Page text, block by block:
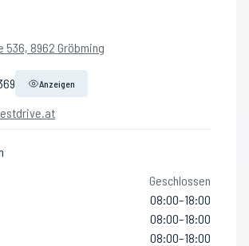
536, 8962 Gröbming
Anzeigen
Geschlossen
08:00–18:00
08:00–18:00
08:00–18:00